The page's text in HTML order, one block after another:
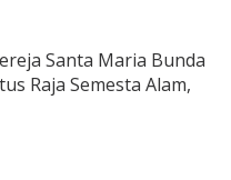
Santa Maria Bunda
Raja Semesta Alam,